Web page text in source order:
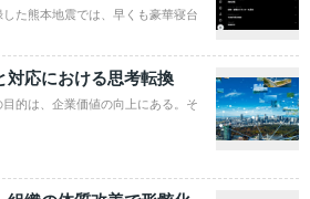
た熊本地震では、早くも豪華寝台
対応における思考転換
的は、企業価値の向上にある。そ